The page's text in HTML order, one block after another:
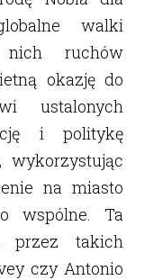
walki
nich ruchów
okazję do
ustalonych
i politykę
wykorzystując
na miasto
wspólne. Ta
przez takich
czy Antonio